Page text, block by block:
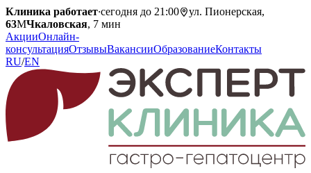
Клиника работает·сегодня до 21:00
ул. Пионерская,
63МЧкаловская, 7 мин
АкцииОнлайн-
консультацияОтзывыВакансииОбразованиеКонтакты
RU/EN